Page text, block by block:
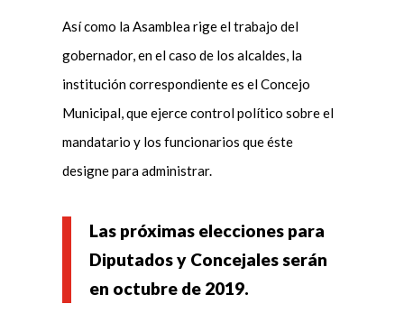
Así como la Asamblea rige el trabajo del
gobernador, en el caso de los alcaldes, la
institución correspondiente es el Concejo
Municipal, que ejerce control político sobre el
mandatario y los funcionarios que éste
designe para administrar.
Las próximas elecciones para
Diputados y Concejales serán
en octubre de 2019.